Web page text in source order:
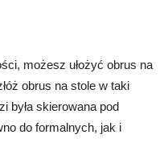
możesz ułożyć obrus na
obrus na stole w taki
była skierowana pod
do formalnych, jak i